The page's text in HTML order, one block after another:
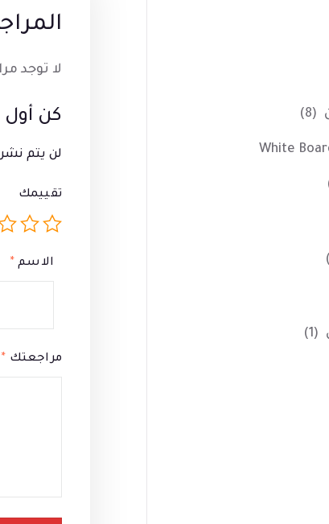
لا توجد
كن أول
لن يتم نشر
تقييمك
مراجعتك *
الاسم *
(8)
(1)